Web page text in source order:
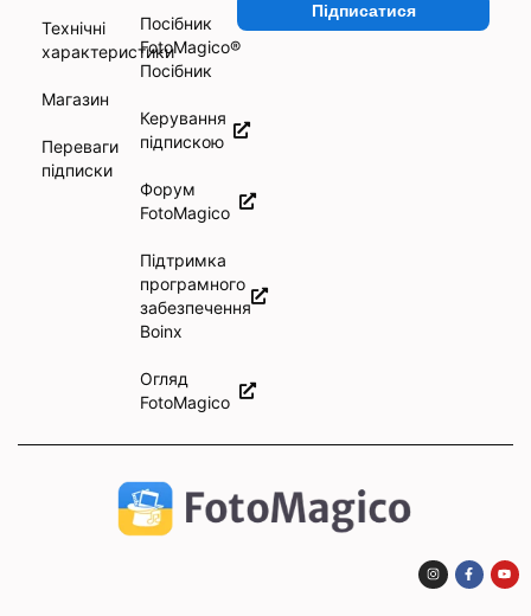
Технічні
характеристики
Магазин
Переваги
підписки
Посібник
FotoMagico®
Посібник
Керування
підпискою
Форум
FotoMagico
Підтримка
програмного
забезпечення
Boinx
Огляд
FotoMagico
Підписатися